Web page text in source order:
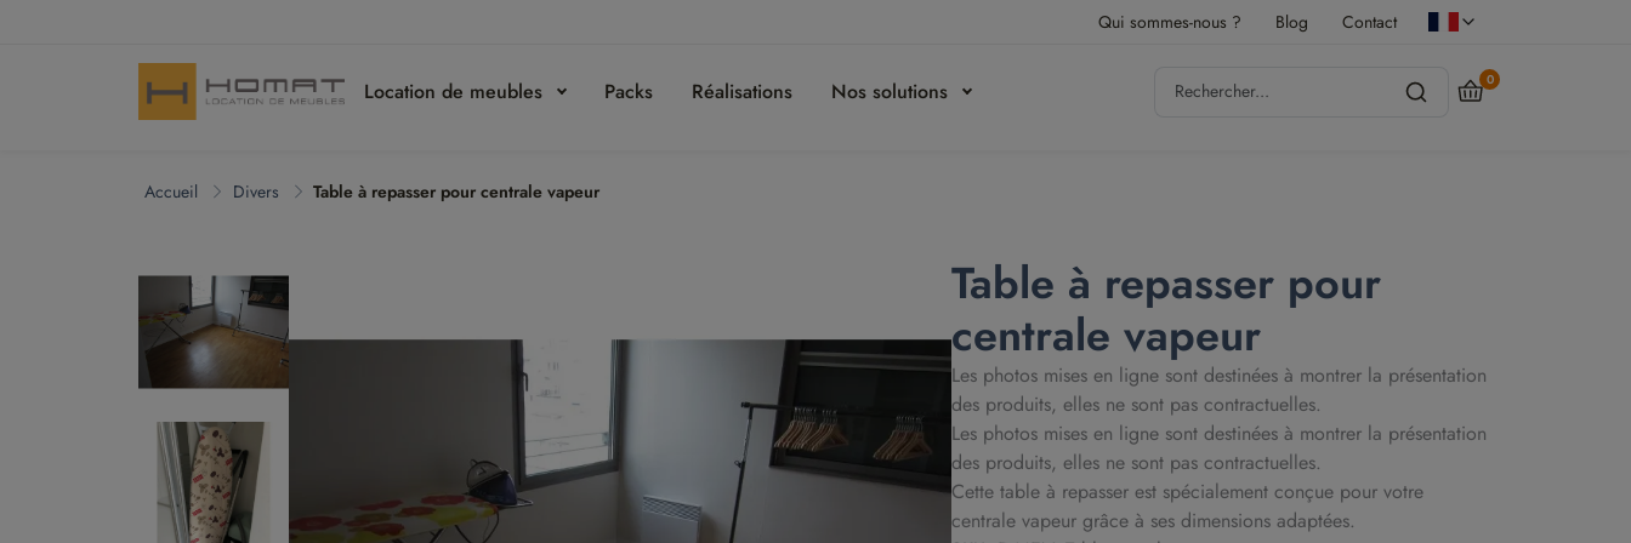
Qui sommes-nous ? Blog Contact
Location de meubles Packs Réalisations Nos solutions 0
Accueil Divers Table à repasser pour centrale vapeur
Table à repasser pour
centrale vapeur
Les photos mises en ligne sont destinées à montrer la présentation
des produits, elles ne sont pas contractuelles.
Les photos mises en ligne sont destinées à montrer la présentation
des produits, elles ne sont pas contractuelles.
Cette table à repasser est spécialement conçue pour votre
centrale vapeur grâce à ses dimensions adaptées.